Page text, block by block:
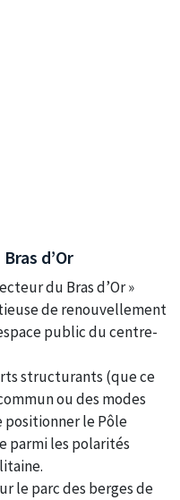
d’Or
du Bras d’Or »
de renouvellement
public du centre-
structurants (que ce
ou des modes
le Pôle
parmi les polarités
le parc des berges de